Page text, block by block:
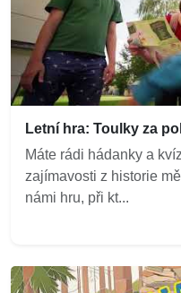
Letní hra: Toulky za
Máte rádi hádanky a
zajímavosti z historie
námi hru, při kt...